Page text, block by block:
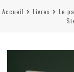
Accueil Livres
Le